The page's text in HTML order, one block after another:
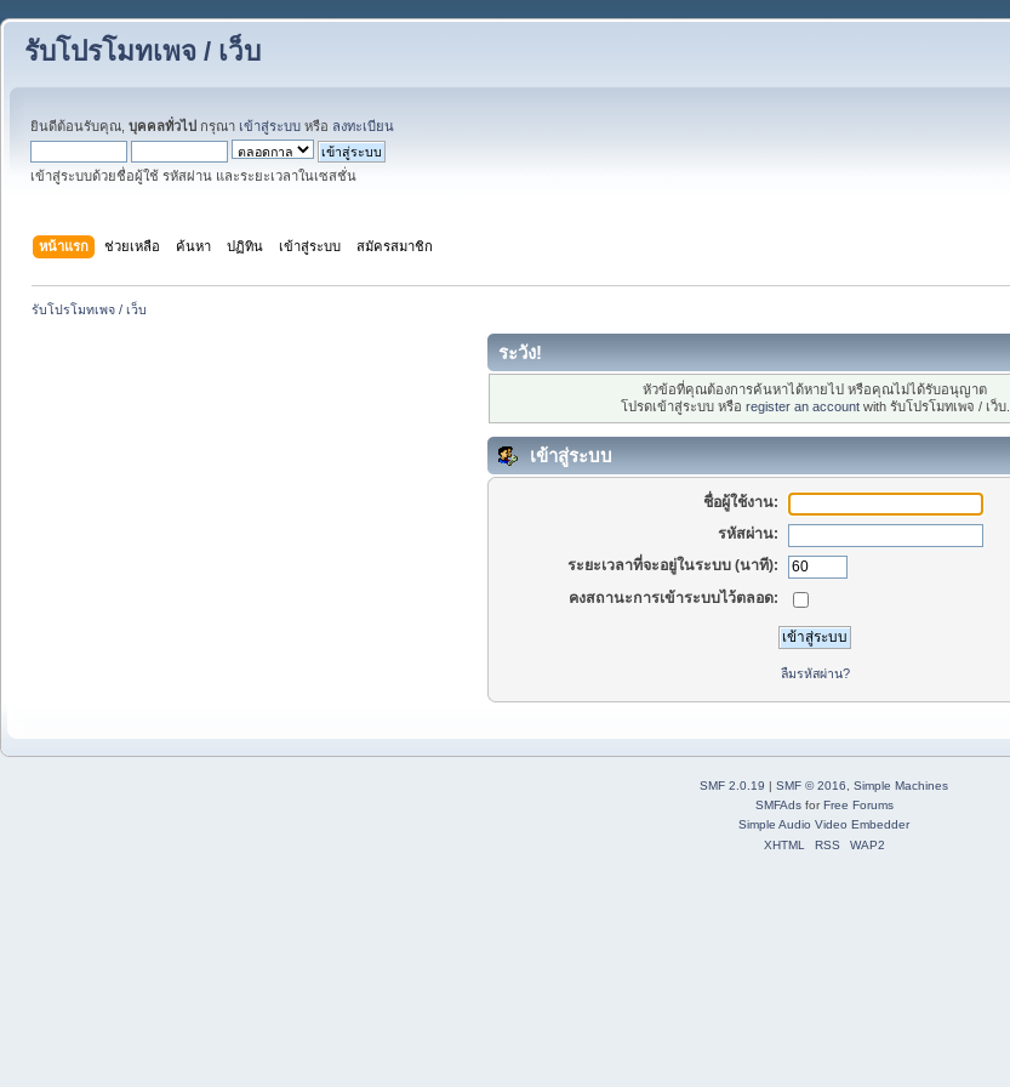
รับโปรโมทเพจ / เว็บ
ยินดีต้อนรับคุณ, บุคคลทั่วไป กรุณา เข้าสู่ระบบ หรือ ลงทะเบียน
เข้าสู่ระบบด้วยชื่อผู้ใช้ รหัสผ่าน และระยะเวลาในเซสชั่น
หน้าแรก ช่วยเหลือ ค้นหา ปฏิทิน เข้าสู่ระบบ สมัครสมาชิก
รับโปรโมทเพจ / เว็บ
ระวัง!
หัวข้อที่คุณต้องการค้นหาได้หายไป หรือคุณไม่ได้รับอนุญาต
โปรดเข้าสู่ระบบ หรือ register an accountwith รับโปรโมทเพจ / เว็บ.
เข้าสู่ระบบ
ชื่อผู้ใช้งาน:
รหัสผ่าน:
ระยะเวลาที่จะอยู่ในระบบ (นาที):
คงสถานะการเข้าระบบไว้ตลอด:
ลืมรหัสผ่าน?
SMF 2.0.19 | SMF © 2016
Simple Machines
SMFAdsforFree Forums
Simple Audio Video Embedder
XHTML
RSS WAP2